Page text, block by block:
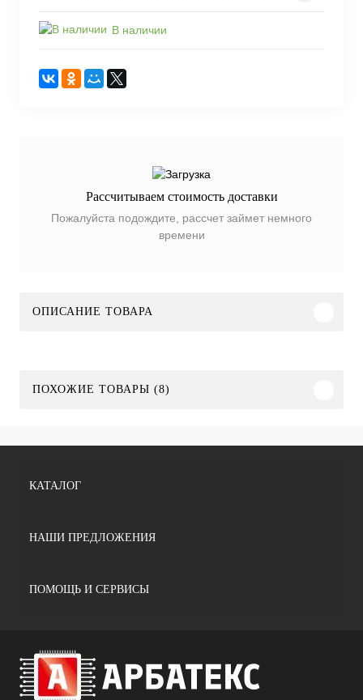
В наличии
Рассчитываем стоимость доставки
Пожалуйста подождите, рассчет займет немного
времени
ОПИСАНИЕ ТОВАРА
ПОХОЖИЕ ТОВАРЫ (8)
КАТАЛОГ
НАШИ ПРЕДЛОЖЕНИЯ
ПОМОЩЬ И СЕРВИСЫ